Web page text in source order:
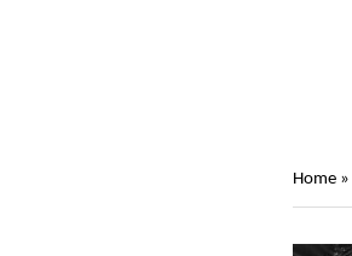
Home »